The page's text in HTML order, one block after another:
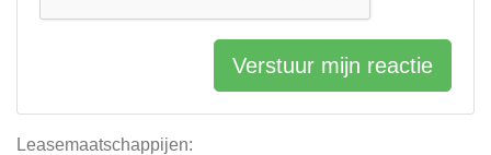
Leasemaatschappijen:
Verstuur mijn reactie